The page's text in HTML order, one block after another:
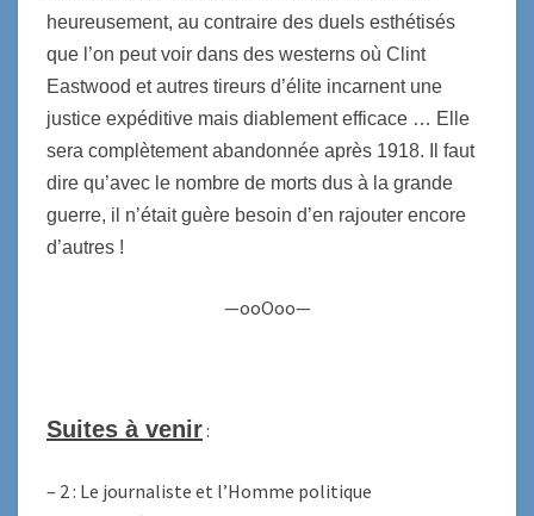
heureusement, au contraire des duels esthétisés
que l’on peut voir dans des westerns où Clint
Eastwood et autres tireurs d’élite incarnent une
justice expéditive mais diablement efficace … Elle
sera complètement abandonnée après 1918. Il faut
dire qu’avec le nombre de morts dus à la grande
guerre, il n’était guère besoin d’en rajouter encore
d’autres !
—ooOoo—
Suites à venir:
– 2 : Le journaliste et l’Homme politique